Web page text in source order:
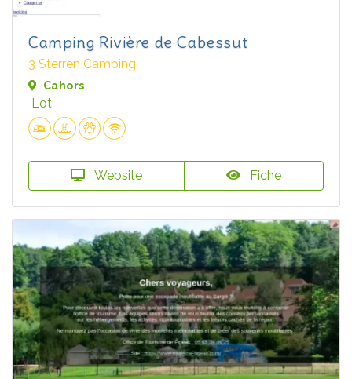
Camping Rivière de Cabessut
3 Sterren Camping
Cahors
Lot
Website Fiche